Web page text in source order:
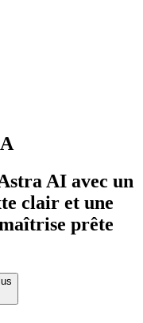
AI avec un
clair et une
prête